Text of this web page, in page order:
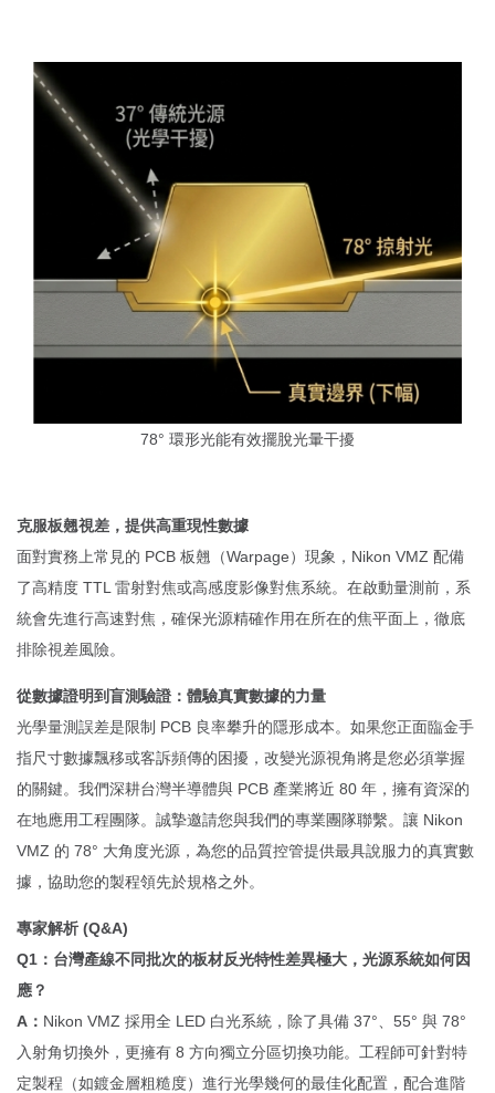
78° 環形光能有效擺脫光暈干擾
克服板翹視差，提供高重現性數據
面對實務上常見的 PCB 板翹（Warpage）現象，Nikon VMZ 配備
了高精度 TTL 雷射對焦或高感度影像對焦系統。在啟動量測前，系
統會先進行高速對焦，確保光源精確作用在所在的焦平面上，徹底
排除視差風險。
從數據證明到盲測驗證：體驗真實數據的力量
光學量測誤差是限制 PCB 良率攀升的隱形成本。如果您正面臨金手
指尺寸數據飄移或客訴頻傳的困擾，改變光源視角將是您必須掌握
的關鍵。我們深耕台灣半導體與 PCB 產業將近 80 年，擁有資深的
在地應用工程團隊。誠摯邀請您與我們的專業團隊聯繫。讓 Nikon
VMZ 的 78° 大角度光源，為您的品質控管提供最具說服力的真實數
據，協助您的製程領先於規格之外。
專家解析 (Q&A)
Q1：台灣產線不同批次的板材反光特性差異極大，光源系統如何因
應？
A： Nikon VMZ 採用全 LED 白光系統，除了具備 37°、55° 與 78°
入射角切換外，更擁有 8 方向獨立分區切換功能。工程師可針對特
定製程（如鍍金層粗糙度）進行光學幾何的最佳化配置，配合進階